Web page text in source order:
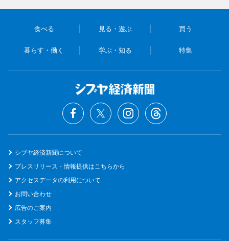
食べる 見る・遊ぶ 買う
暮らす・働く 学ぶ・知る 特集
シブヤ経済新聞について
プレスリリース・情報提供はこちらから
アクセスデータの利用について
お問い合わせ
広告のご案内
スタッフ募集